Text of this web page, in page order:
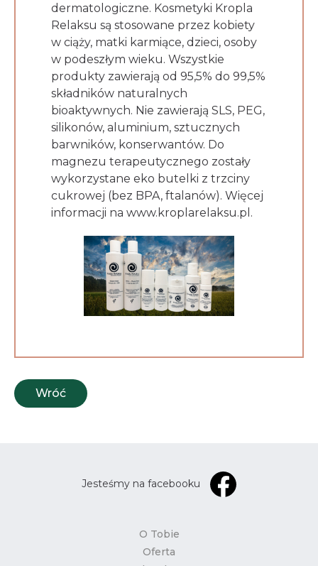
dermatologiczne. Kosmetyki Kropla
Relaksu są stosowane przez kobiety
w ciąży, matki karmiące, dzieci, osoby
w podeszłym wieku. Wszystkie
produkty zawierają od 95,5% do 99,5%
składników naturalnych
bioaktywnych. Nie zawierają SLS, PEG,
silikonów, aluminium, sztucznych
barwników, konserwantów. Do
magnezu terapeutycznego zostały
wykorzystane eko butelki z trzciny
cukrowej (bez BPA, ftalanów). Więcej
informacji na www.kroplarelaksu.pl.
Wróć
Jesteśmy na facebooku
O Tobie
Oferta